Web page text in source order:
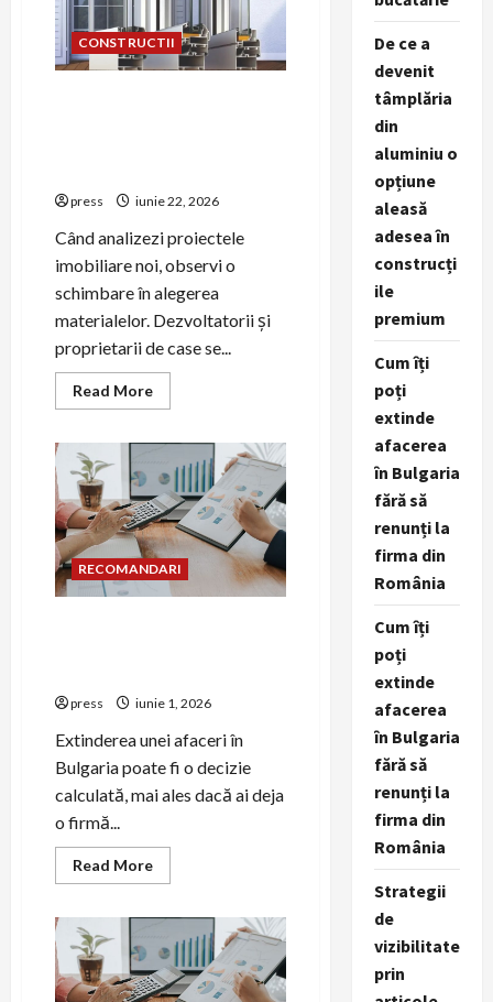
detectorul
de
GPL
într-
o
CONSTRUCTII
press iunie 22, 2026
Când analizezi proiectele
imobiliare noi, observi o
schimbare în alegerea
materialelor. Dezvoltatorii și
proprietarii de case se...
Read MoreRead
more
ce
devenit
tâmplăria
din
aluminiu
o
opțiune
aleasă
adesea
RECOMANDARI
press iunie 1, 2026
Extinderea unei afaceri în
Bulgaria poate fi o decizie
calculată, mai ales dacă ai deja
o firmă...
Read MoreRead
more
îți
poți
extinde
afacerea
în
De ce a
devenit
tâmplăria
din
aluminiu o
opțiune
aleasă
adesea în
construcți
ile
premium
Cum îți
poți
extinde
afacerea
în Bulgaria
fără să
renunți la
firma din
România
Cum îți
poți
extinde
afacerea
în Bulgaria
fără să
renunți la
firma din
România
Strategii
de
vizibilitate
prin